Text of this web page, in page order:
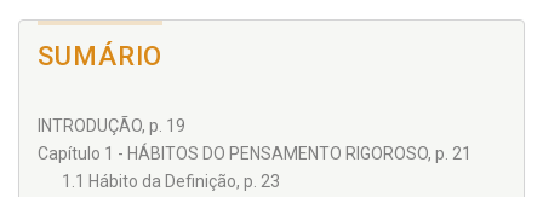
SUMÁRIO
INTRODUÇÃO, p. 19
Capítulo 1 - HÁBITOS DO PENSAMENTO RIGOROSO, p. 21
1.1 Hábito da Definição, p. 23